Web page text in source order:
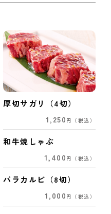
厚切サガリ（4切）
1,250 円 （税込）
和牛焼しゃぶ
1,400 円 （税込）
バラカルビ（8切）
1,000 円 （税込）